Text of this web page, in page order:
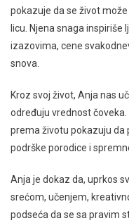
pokazuje da se život
licu. Njena snaga inspiriše
izazovima, cene
snova.
Kroz svoj život, Anja nas
određuju vrednost
prema životu pokazuju da
podrške porodice i
Anja je dokaz da, uprkos
srećom, učenjem,
podseća da se sa pravim